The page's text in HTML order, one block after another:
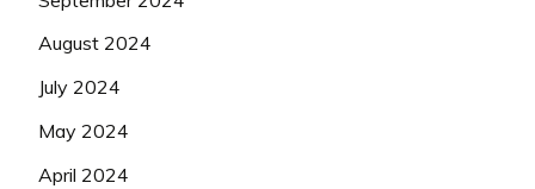
August 2024
July 2024
May 2024
April 2024